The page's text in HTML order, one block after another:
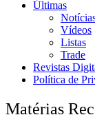
Últimas
Vídeos
Listas
Trade
Revistas
Política de
Matérias